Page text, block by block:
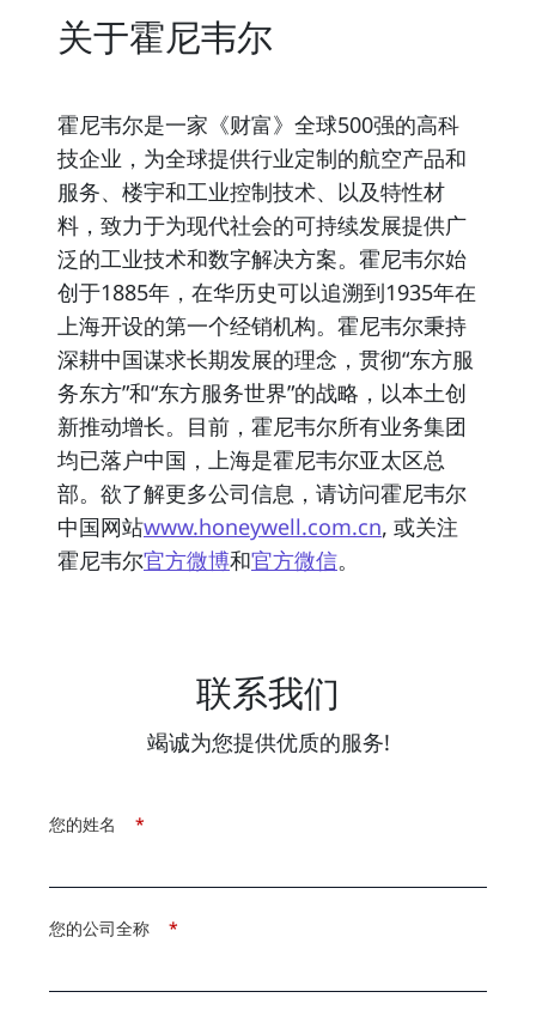
关于霍尼韦尔
霍尼韦尔是一家《财富》全球500强的高科
技企业，为全球提供行业定制的航空产品和
服务、楼宇和工业控制技术、以及特性材
料，致力于为现代社会的可持续发展提供广
泛的工业技术和数字解决方案。霍尼韦尔始
创于1885年，在华历史可以追溯到1935年在
上海开设的第一个经销机构。霍尼韦尔秉持
深耕中国谋求长期发展的理念，贯彻“东方服
务东方”和“东方服务世界”的战略，以本土创
新推动增长。目前，霍尼韦尔所有业务集团
均已落户中国，上海是霍尼韦尔亚太区总
部。欲了解更多公司信息，请访问霍尼韦尔
中国网站www.honeywell.com.cn, 或关注
霍尼韦尔官方微博和官方微信。
联系我们
竭诚为您提供优质的服务!
*
您的姓名
*
您的公司全称